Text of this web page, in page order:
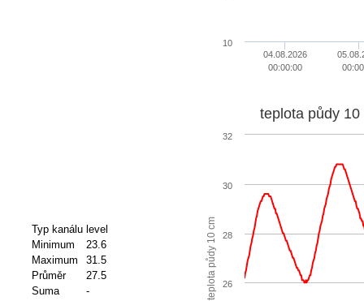
04.08.2026
00:00:00
10
Typ kanálu level
Minimum
23.6
Maximum
31.5
Průměr
27.5
Suma
- teplota půdy 10 cm
teplota půdy 10
26
28
30
32